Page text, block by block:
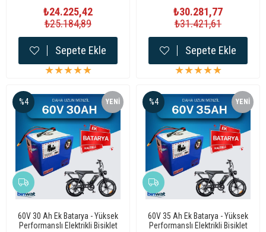
★★★★★
₺24.225,42
₺25.184,89
Sepete Ekle
★★★★★
₺30.281,77
₺31.421,61
Sepete Ekle
60V 30 Ah Ek Batarya - Yüksek
Performanslı Elektrikli Bisiklet
%4 YENI
ÜRÜN
60V 35 Ah Ek Batarya - Yüksek
Performanslı Elektrikli Bisiklet
%4 YENI
ÜRÜN